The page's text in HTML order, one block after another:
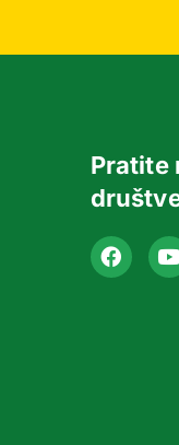
Pratite